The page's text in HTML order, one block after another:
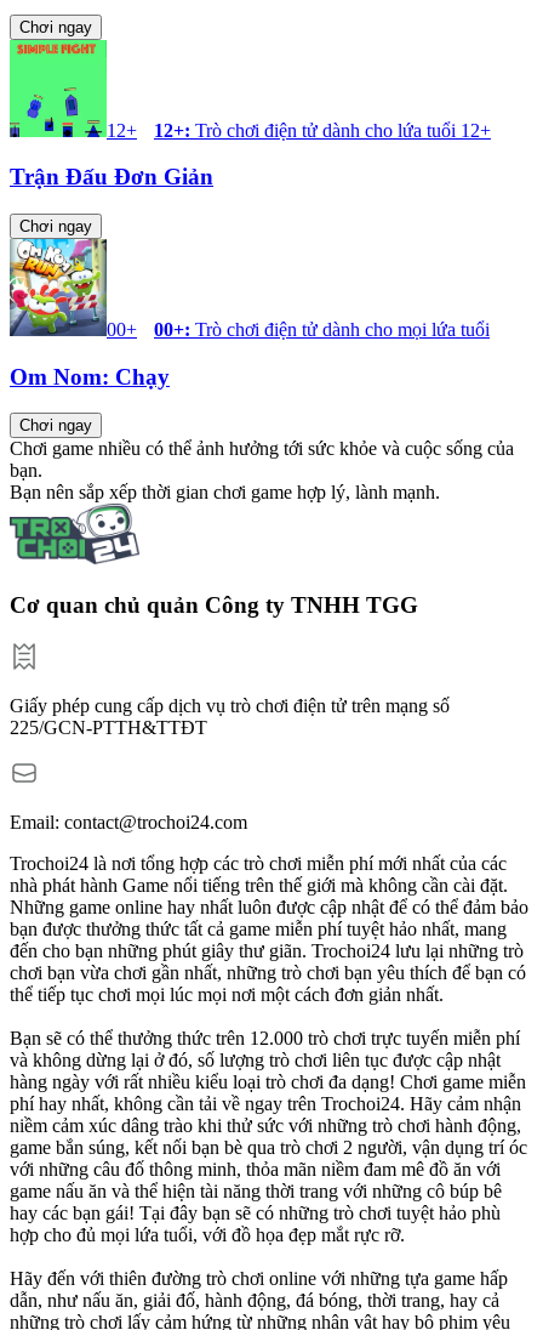
Chơi ngay
12+ 12+: Trò chơi điện tử dành cho lứa tuổi 12+
Trận Đấu Đơn Giản
Chơi ngay
00+ 00+: Trò chơi điện tử dành cho mọi lứa tuổi
Om Nom: Chạy
Chơi ngay
Chơi game nhiều có thể ảnh hưởng tới sức khỏe và cuộc sống của
bạn.
Bạn nên sắp xếp thời gian chơi game hợp lý, lành mạnh.
Cơ quan chủ quản Công ty TNHH TGG
Giấy phép cung cấp dịch vụ trò chơi điện tử trên mạng số
225/GCN-PTTH&TTĐT
Email: contact@trochoi24.com
Trochoi24 là nơi tổng hợp các trò chơi miễn phí mới nhất của các
nhà phát hành Game nổi tiếng trên thế giới mà không cần cài đặt.
Những game online hay nhất luôn được cập nhật để có thể đảm bảo
bạn được thưởng thức tất cả game miễn phí tuyệt hảo nhất, mang
đến cho bạn những phút giây thư giãn. Trochoi24 lưu lại những trò
chơi bạn vừa chơi gần nhất, những trò chơi bạn yêu thích để bạn có
thể tiếp tục chơi mọi lúc mọi nơi một cách đơn giản nhất.
Bạn sẽ có thể thưởng thức trên 12.000 trò chơi trực tuyến miễn phí
và không dừng lại ở đó, số lượng trò chơi liên tục được cập nhật
hàng ngày với rất nhiều kiểu loại trò chơi đa dạng! Chơi game miễn
phí hay nhất, không cần tải về ngay trên Trochoi24. Hãy cảm nhận
niềm cảm xúc dâng trào khi thử sức với những trò chơi hành động,
game bắn súng, kết nối bạn bè qua trò chơi 2 người, vận dụng trí óc
với những câu đố thông minh, thỏa mãn niềm đam mê đồ ăn với
game nấu ăn và thể hiện tài năng thời trang với những cô búp bê
hay các bạn gái! Tại đây bạn sẽ có những trò chơi tuyệt hảo phù
hợp cho đủ mọi lứa tuổi, với đồ họa đẹp mắt rực rỡ.
Hãy đến với thiên đường trò chơi online với những tựa game hấp
dẫn, như nấu ăn, giải đố, hành động, đá bóng, thời trang, hay cả
những trò chơi lấy cảm hứng từ những nhân vật hay bộ phim yêu